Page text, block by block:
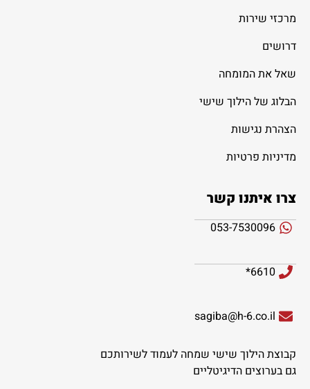
מרכזי שירות
דרושים
שאל את המומחה
הבלוג של הילוך שישי
הצהרת נגישות
מדיניות פרטיות
צרו איתנו קשר
053-7530096
6610*
sagiba@h-6.co.il
קבוצת הילוך שישי שמחה לעמוד לשירותכם
גם בערוצים הדיגיטליים